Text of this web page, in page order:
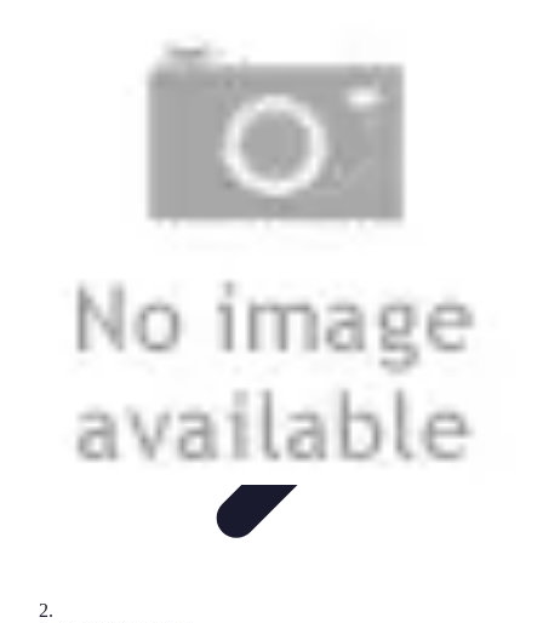
Pianificazione ViaggiSicurezza e Preparazione
Consigli di ViaggioTendenze